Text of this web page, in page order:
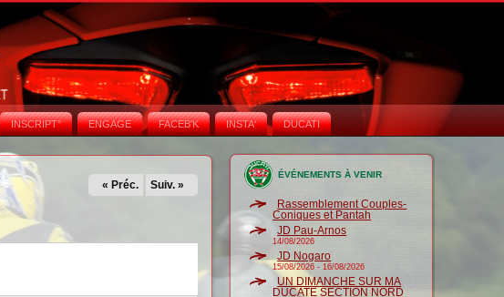
INSCRIPT° ENGAGE FACEB'K INSTA‘ DUCATI
« Préc. Suiv. »
ÉVÉNEMENTS À VENIR
Rassemblement Couples-
Coniques et Pantah
JD Pau-Arnos
14/08/2026
JD Nogaro
15/08/2026 -16/08/2026
UN DIMANCHE SUR MA
DUCATE SECTION NORD